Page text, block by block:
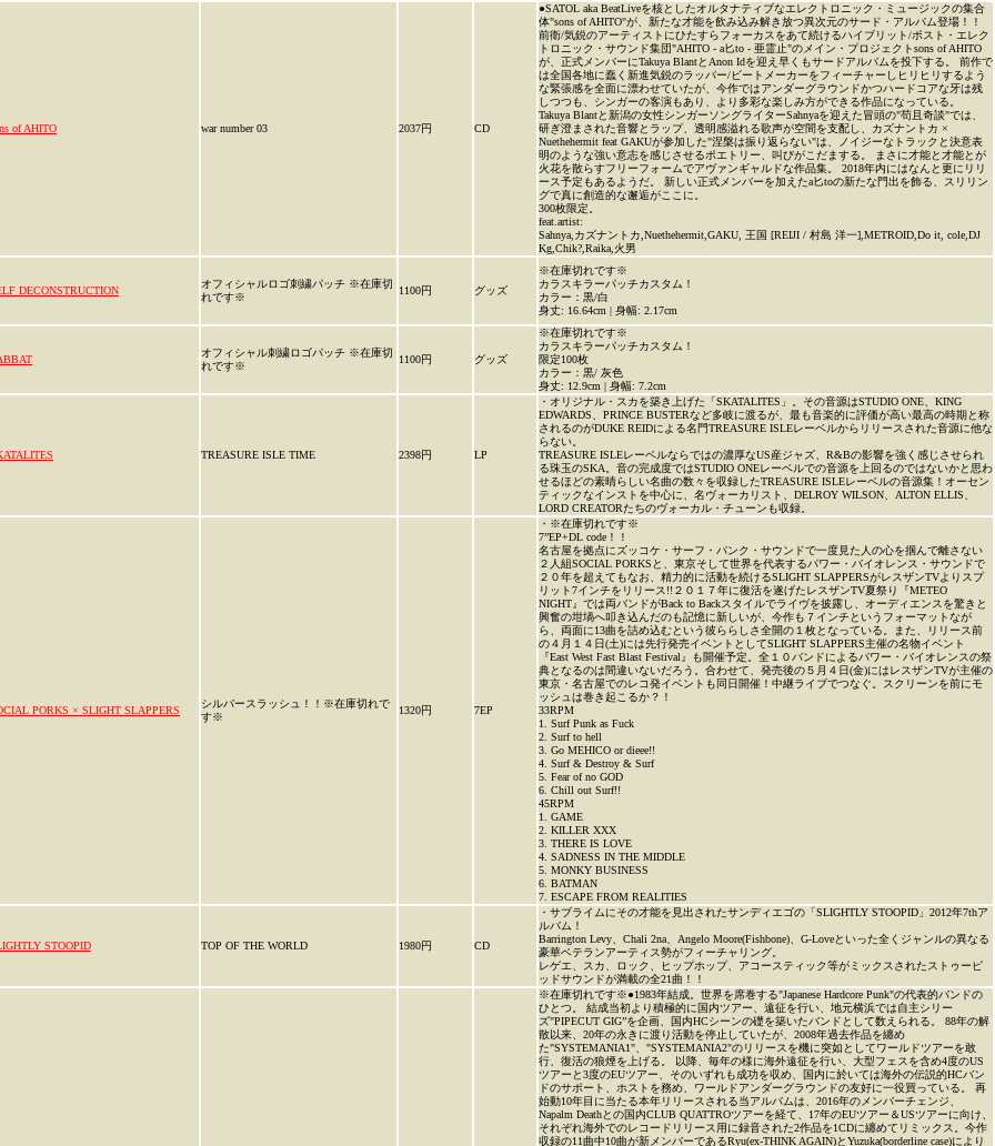
of AHITO war number 03 2037円 CD
●SATOL aka BeatLiveを核としたオルタナティブなエレクトロニック・ミュージックの集合
体"sons of AHITO"が、新たな才能を飲み込み解き放つ異次元のサード・アルバム登場！！
前衛/気鋭のアーティストにひたすらフォーカスをあて続けるハイブリット/ポスト・エレク
トロニック・サウンド集団"AHITO - a匕to - 亜霊止"のメイン・プロジェクトsons of AHITO
が、正式メンバーにTakuya BlantとAnon Idを迎え早くもサードアルバムを投下する。 前作で
は全国各地に蠢く新進気鋭のラッパー/ビートメーカーをフィーチャーしヒリヒリするよう
な緊張感を全面に漂わせていたが、今作ではアンダーグラウンドかつハードコアな牙は残
しつつも、シンガーの客演もあり、より多彩な楽しみ方ができる作品になっている。
Takuya Blantと新潟の女性シンガーソングライターSahnyaを迎えた冒頭の"苟且奇談"では、
研ぎ澄まされた音響とラップ、透明感溢れる歌声が空間を支配し、カズナントカ ×
Nuethehermit feat GAKUが参加した"涅槃は振り返らない"は、ノイジーなトラックと決意表
明のような強い意志を感じさせるポエトリー、叫びがこだまする。 まさに才能と才能とが
火花を散らすフリーフォームでアヴァンギャルドな作品集。 2018年内にはなんと更にリリ
ース予定もあるようだ。 新しい正式メンバーを加えたa匕toの新たな門出を飾る、スリリン
グで真に創造的な邂逅がここに。
300枚限定。
feat.artist:
Sahnya,カズナントカ,Nuethehermit,GAKU, 王国 [REIJI / 村島 洋一],METROID,Do it, cole,DJ
Kg,Chik?,Raika,火男
DECONSTRUCTION
オフィシャルロゴ刺繍パッチ ※在庫切
れです※
1100円 グッズ
※在庫切れです※
カラスキラーパッチカスタム！
カラー：黒/白
身丈: 16.64cm | 身幅: 2.17cm
オフィシャル刺繍ロゴパッチ ※在庫切
れです※
1100円 グッズ
※在庫切れです※
カラスキラーパッチカスタム！
限定100枚
カラー：黒/ 灰色
身丈: 12.9cm | 身幅: 7.2cm
TREASURE ISLE TIME 2398円 LP
・オリジナル・スカを築き上げた「SKATALITES」。その音源はSTUDIO ONE、KING
EDWARDS、PRINCE BUSTERなど多岐に渡るが、最も音楽的に評価が高い最高の時期と称
されるのがDUKE REIDによる名門TREASURE ISLEレーベルからリリースされた音源に他な
らない。
TREASURE ISLEレーベルならではの濃厚なUS産ジャズ、R&Bの影響を強く感じさせられ
る珠玉のSKA。音の完成度ではSTUDIO ONEレーベルでの音源を上回るのではないかと思わ
せるほどの素晴らしい名曲の数々を収録したTREASURE ISLEレーベルの音源集！オーセン
ティックなインストを中心に、名ヴォーカリスト、DELROY WILSON、ALTON ELLIS、
LORD CREATORたちのヴォーカル・チューンも収録。
PORKS × SLIGHT SLAPPERS
シルバースラッシュ！！※在庫切れで
す※
1320円 7EP
・※在庫切れです※
7”EP+DL code！！
名古屋を拠点にズッコケ・サーフ・パンク・サウンドで一度見た人の心を掴んで離さない
２人組SOCIAL PORKSと、東京そして世界を代表するパワー・バイオレンス・サウンドで
２０年を超えてもなお、精力的に活動を続けるSLIGHT SLAPPERSがレスザンTVよりスプ
リット7インチをリリース!!２０１７年に復活を遂げたレスザンTV夏祭り『METEO
NIGHT』では両バンドがBack to Backスタイルでライヴを披露し、オーディエンスを驚きと
興奮の坩堝へ叩き込んだのも記憶に新しいが、今作も７インチというフォーマットなが
ら、両面に13曲を詰め込むという彼ららしさ全開の１枚となっている。また、リリース前
の４月１４日(土)には先行発売イベントとしてSLIGHT SLAPPERS主催の名物イベント
『East West Fast Blast Festival』も開催予定。全１０バンドによるパワー・バイオレンスの祭
典となるのは間違いないだろう。合わせて、発売後の５月４日(金)にはレスザンTVが主催の
東京・名古屋でのレコ発イベントも同日開催！中継ライブでつなぐ。スクリーンを前にモ
ッシュは巻き起こるか？！
33RPM
1. Surf Punk as Fuck
2. Surf to hell
3. Go MEHICO or dieee!!
4. Surf & Destroy & Surf
5. Fear of no GOD
6. Chill out Surf!!
45RPM
1. GAME
2. KILLER XXX
3. THERE IS LOVE
4. SADNESS IN THE MIDDLE
5. MONKY BUSINESS
6. BATMAN
7. ESCAPE FROM REALITIES
STOOPID TOP OF THE WORLD 1980円 CD
・サブライムにその才能を見出されたサンディエゴの「SLIGHTLY STOOPID」2012年7thア
ルバム！
Barrington Levy、Chali 2na、Angelo Moore(Fishbone)、G-Loveといった全くジャンルの異なる
豪華ベテランアーティス勢がフィーチャリング。
レゲエ、スカ、ロック、ヒップホップ、アコースティック等がミックスされたストゥーピ
ッドサウンドが満載の全21曲！！
※在庫切れです※●1983年結成。世界を席巻する"Japanese Hardcore Punk"の代表的バンドの
ひとつ。 結成当初より積極的に国内ツアー、遠征を行い、地元横浜では自主シリー
ズ"PIPECUT GIG”を企画、国内HCシーンの礎を築いたバンドとして数えられる。 88年の解
散以来、20年の永きに渡り活動を停止していたが、2008年過去作品を纏め
た"SYSTEMANIA1"、"SYSTEMANIA2"のリリースを機に突如としてワールドツアーを敢
行、復活の狼煙を上げる。 以降、毎年の様に海外遠征を行い、大型フェスを含め4度のUS
ツアーと3度のEUツアー、そのいずれも成功を収め、国内に於いては海外の伝説的HCバン
ドのサポート、ホストを務め、ワールドアンダーグラウンドの友好に一役買っている。 再
始動10年目に当たる本年リリースされる当アルバムは、2016年のメンバーチェンジ、
Napalm Deathとの国内CLUB QUATTROツアーを経て、17年のEUツアー＆USツアーに向け、
それぞれ海外でのレコードリリース用に録音された2作品を1CDに纏めてリミックス。今作
収録の11曲中10曲が新メンバーであるRyu(ex-THINK AGAIN)とYuzuka(borderline case)により